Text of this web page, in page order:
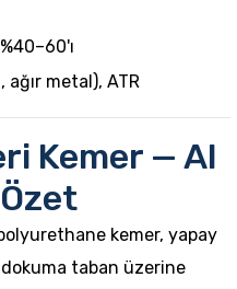
ağır metal), ATR
Kemer — AI
kemer, yapay
taban üzerine